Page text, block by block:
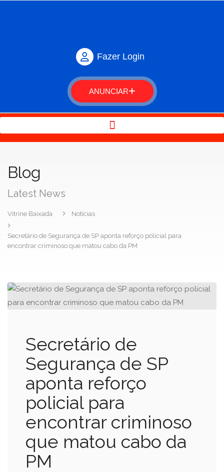
Fazer Login
ANUNCIAR
Blog
Latest News
Vitrine Baixada Notícias
Secretário de Segurança de SP aponta reforço policial para
encontrar criminoso que matou cabo da PM
Secretário de
Segurança de SP
aponta reforço
policial para
encontrar criminoso
que matou cabo da
PM